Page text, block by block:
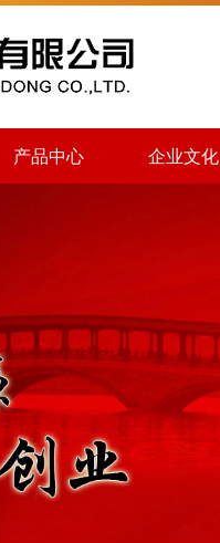
产品中心 企业文化